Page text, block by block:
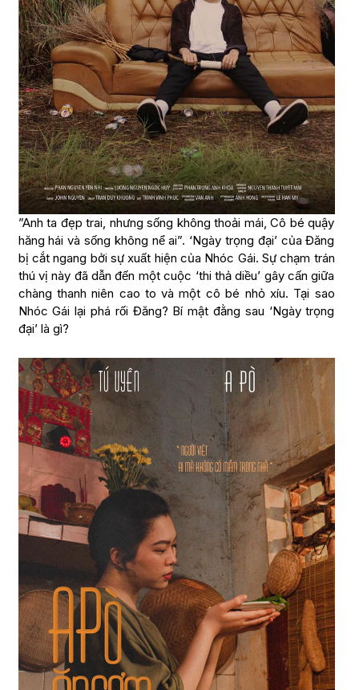
”Anh ta đẹp trai, nhưng sống không thoải mái, Cô bé quậy
hăng hái và sống không nể ai”. ‘Ngày trọng đại’ của Đăng
bị cắt ngang bởi sự xuất hiện của Nhóc Gái. Sự chạm trán
thú vị này đã dẫn đến một cuộc ‘thi thả diều’ gây cấn giữa
chàng thanh niên cao to và một cô bé nhỏ xíu. Tại sao
Nhóc Gái lại phá rối Đăng? Bí mật đằng sau ‘Ngày trọng
đại’ là gì?